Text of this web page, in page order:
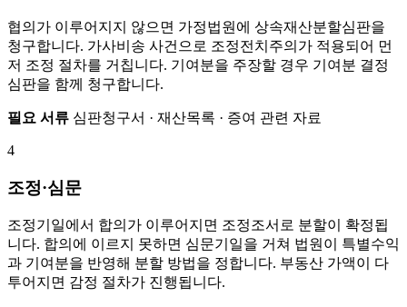
협의가 이루어지지 않으면 가정법원에 상속재산분할심판을
청구합니다. 가사비송 사건으로 조정전치주의가 적용되어 먼
저 조정 절차를 거칩니다. 기여분을 주장할 경우 기여분 결정
심판을 함께 청구합니다.
필요 서류 심판청구서 · 재산목록 · 증여 관련 자료
4
조정·심문
조정기일에서 합의가 이루어지면 조정조서로 분할이 확정됩
니다. 합의에 이르지 못하면 심문기일을 거쳐 법원이 특별수익
과 기여분을 반영해 분할 방법을 정합니다. 부동산 가액이 다
투어지면 감정 절차가 진행됩니다.